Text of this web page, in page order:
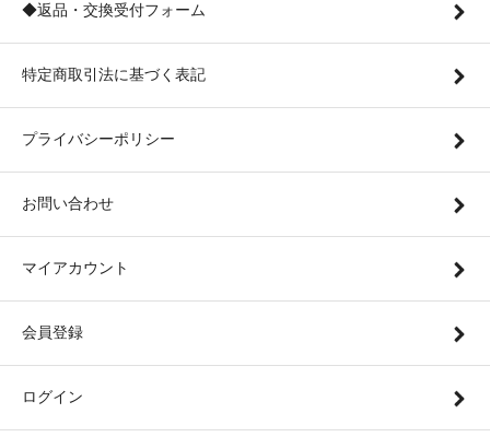
◆返品・交換受付フォーム
特定商取引法に基づく表記
プライバシーポリシー
お問い合わせ
マイアカウント
会員登録
ログイン